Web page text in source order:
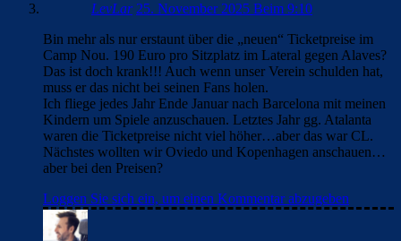
LevLar 25. November 2025 Beim 9:10
Bin mehr als nur erstaunt über die „neuen“ Ticketpreise im
Camp Nou. 190 Euro pro Sitzplatz im Lateral gegen Alaves?
Das ist doch krank!!! Auch wenn unser Verein schulden hat,
muss er das nicht bei seinen Fans holen.
Ich fliege jedes Jahr Ende Januar nach Barcelona mit meinen
Kindern um Spiele anzuschauen. Letztes Jahr gg. Atalanta
waren die Ticketpreise nicht viel höher…aber das war CL.
Nächstes wollten wir Oviedo und Kopenhagen anschauen…
aber bei den Preisen?
Loggen Sie sich ein, um einen Kommentar abzugeben